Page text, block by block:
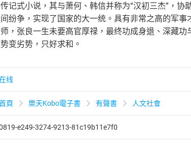
记式小说，其与萧何、韩信并称为“汉初三杰”，
纷争，实现了国家的大一统。具有非常之高的军
，张良一生未要高官厚禄，最终功成身退、深藏
变劣势，只好求和。
线
頁 樂天Kobo電子書 有聲書 人文社會
e249-3274-9213-81c19b11e7f0